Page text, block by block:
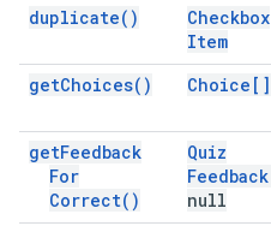
duplicate( )
Checkbox
Item
getChoices( ) Choice[]
getFeedback
For
Correct( )
Quiz
Feedback
null